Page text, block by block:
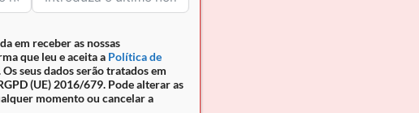
em receber as nossas
que leu e aceita a Política de
Os seus dados serão tratados em
(UE) 2016/679. Pode alterar as
momento ou cancelar a